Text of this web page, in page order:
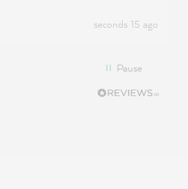
seconds 15 ago
Pause